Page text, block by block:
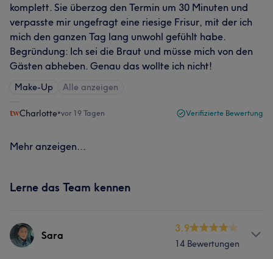
komplett. Sie überzog den Termin um 30 Minuten und
verpasste mir ungefragt eine riesige Frisur, mit der ich
mich den ganzen Tag lang unwohl gefühlt habe.
Begründung: Ich sei die Braut und müsse mich von den
Gästen abheben. Genau das wollte ich nicht!
Make-Up Alle anzeigen
Charlotte•vor 19 Tagen Verifizierte Bewertung
Mehr anzeigen...
Lerne das Team kennen
Sara
3.9
14 Bewertungen